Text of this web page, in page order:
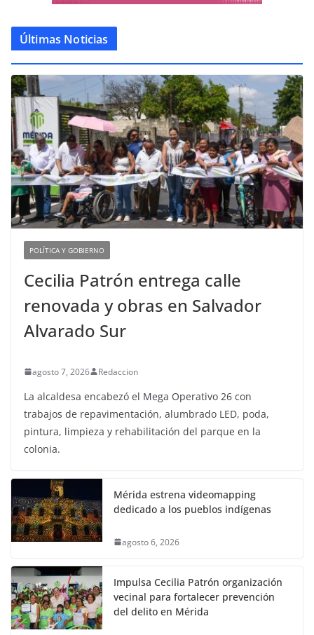
Últimas Noticias
POLÍTICA Y GOBIERNO
Cecilia Patrón entrega calle
renovada y obras en Salvador
Alvarado Sur
agosto 7, 2026 Redaccion
La alcaldesa encabezó el Mega Operativo 26 con
trabajos de repavimentación, alumbrado LED, poda,
pintura, limpieza y rehabilitación del parque en la
colonia.
Mérida estrena videomapping
dedicado a los pueblos indígenas
agosto 6, 2026
Impulsa Cecilia Patrón organización
vecinal para fortalecer prevención
del delito en Mérida